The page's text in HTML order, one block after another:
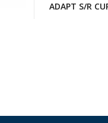
ADAPT S/R